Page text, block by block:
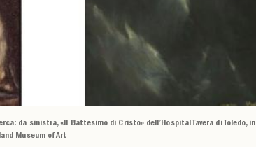
da sinistra, «Il Battesimo di Cristo» dell’Hospital Tavera di Toledo, in
Museum of Art